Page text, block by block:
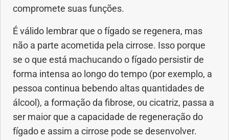
Coronavírus
Dengue
Dermatologia
Diabetes
compromete suas funções.
É válido lembrar que o fígado se regenera, mas
não a parte acometida pela cirrose. Isso porque
se o que está machucando o fígado persistir de
forma intensa ao longo do tempo (por exemplo, a
pessoa continua bebendo altas quantidades de
álcool), a formação da fibrose, ou cicatriz, passa a
ser maior que a capacidade de regeneração do
fígado e assim a cirrose pode se desenvolver.